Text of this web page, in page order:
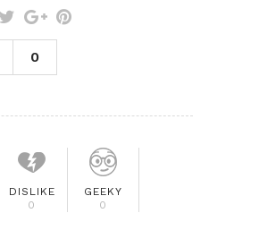
0
DISLIKE
0
GEEKY
0